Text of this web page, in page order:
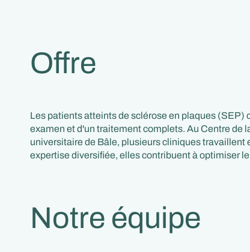
Offre
Les patients atteints de sclérose en plaques (SEP)
examen et d'un traitement complets. Au Centre de
universitaire de Bâle, plusieurs cliniques travaillent
expertise diversifiée, elles contribuent à optimiser
Notre équipe